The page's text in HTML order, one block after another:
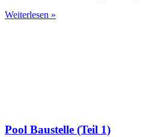
Weiterlesen »
Pool Baustelle (Teil 1)